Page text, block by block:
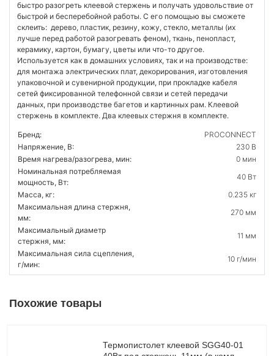
быстро разогреть клеевой стержень и получать удовольствие от
быстрой и бесперебойной работы. С его помощью вы сможете
склеить: дерево, пластик, резину, кожу, стекло, металлы (их
лучше перед работой разогревать феном), ткань, пенопласт,
керамику, картон, бумагу, цветы или что-то другое.
Используется как в домашних условиях, так и на производстве:
для монтажа электрических плат, декорирования, изготовления
упаковочной и сувенирной продукции, при прокладке кабеля
сетей фиксированной телефонной связи и сетей передачи
данных, при производстве багетов и картинных рам. Клеевой
стержень в комплекте. Два клеевых стержня в комплекте.
Бренд:
PROCONNECT
Напряжение, В:
230 В
Время нагрева/разогрева, мин:
0 мин
Номинальная потребляемая
мощность, Вт:
40 Вт
Масса, кг:
0.235 кг
Максимальная длина стержня,
мм:
270 мм
Максимальный диаметр
стержня, мм:
11 мм
Максимальная сила сцепления,
г/мин:
10 г/мин
Похожие товары
Термопистолет клеевой SGG40-01